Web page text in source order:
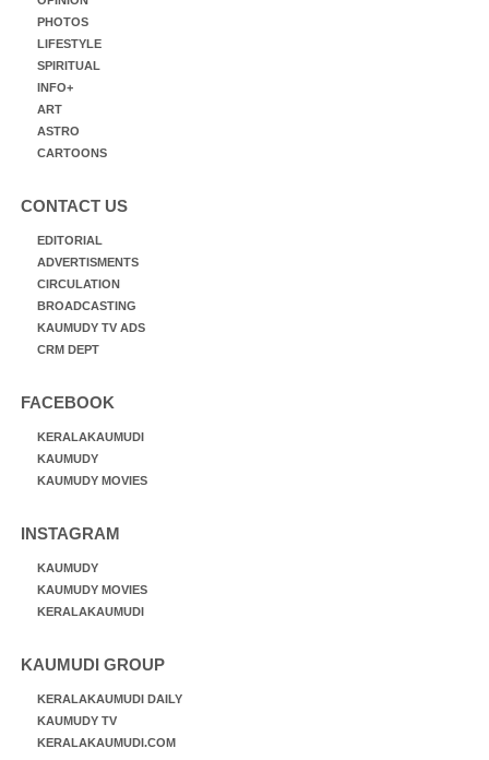
PHOTOS
LIFESTYLE
SPIRITUAL
INFO+
ART
ASTRO
CARTOONS
CONTACT US
EDITORIAL
ADVERTISMENTS
CIRCULATION
BROADCASTING
KAUMUDY TV ADS
CRM DEPT
FACEBOOK
KERALAKAUMUDI
KAUMUDY
KAUMUDY MOVIES
INSTAGRAM
KAUMUDY
KAUMUDY MOVIES
KERALAKAUMUDI
KAUMUDI GROUP
KERALAKAUMUDI DAILY
KAUMUDY TV
KERALAKAUMUDI.COM